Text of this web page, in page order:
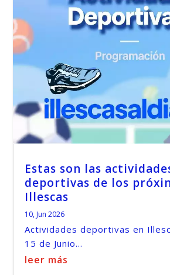
Estas son las
deportivas de los
Illescas
10, Jun 2026
Actividades deportivas en
15 de Junio...
leer más